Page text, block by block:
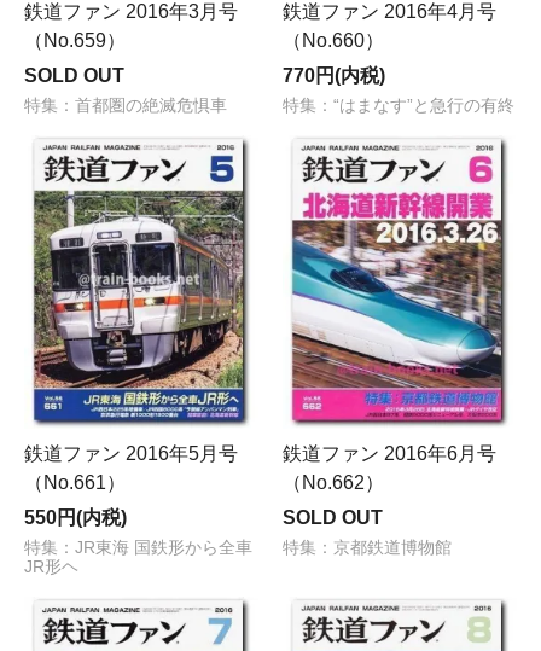
鉄道ファン 2016年3月号
（No.659）
SOLD OUT
特集：首都圏の絶滅危惧車
鉄道ファン 2016年4月号
（No.660）
770円(内税)
特集：“はまなす”と急行の有終
鉄道ファン 2016年5月号
（No.661）
550円(内税)
特集：JR東海 国鉄形から全車
JR形ヘ
鉄道ファン 2016年6月号
（No.662）
SOLD OUT
特集：京都鉄道博物館